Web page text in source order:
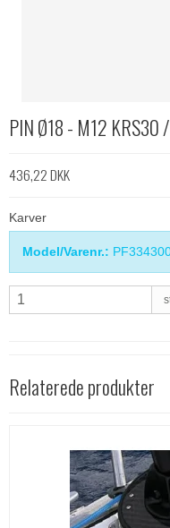
PIN Ø18 - M12 KRS30
436,22 DKK
Karver
Model/Varenr.:
Relaterede produkter